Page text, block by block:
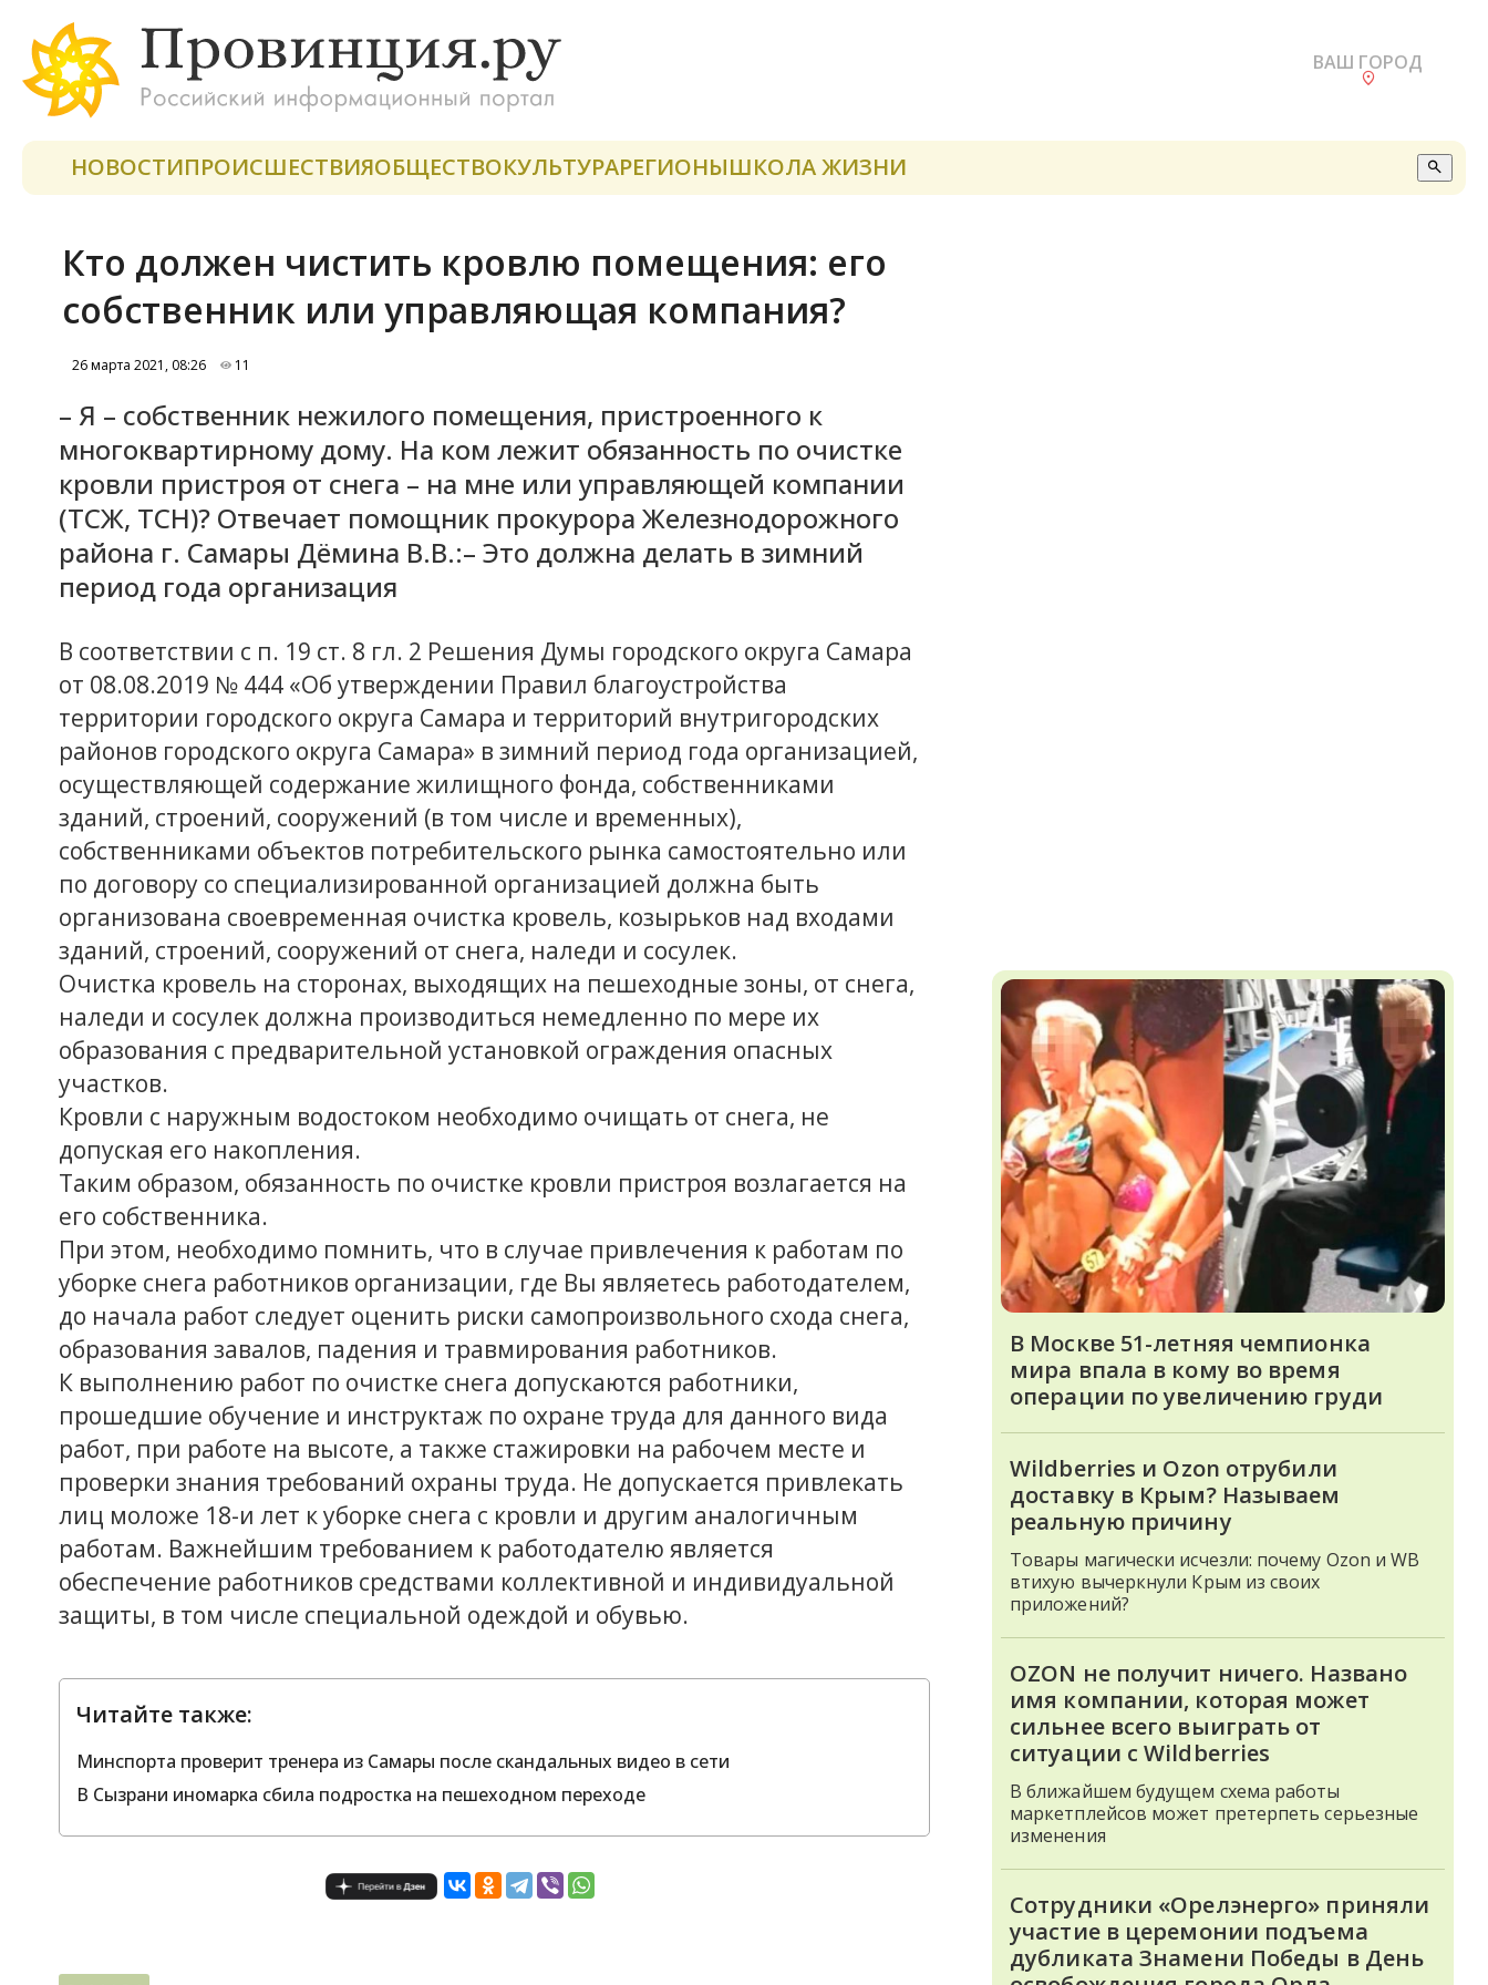
ВАШ ГОРОД
НОВОСТИПРОИСШЕСТВИЯОБЩЕСТВОКУЛЬТУРАРЕГИОНЫШКОЛА ЖИЗНИ
Кто должен чистить кровлю помещения: его
собственник или управляющая компания?
26 марта 2021, 08:26 11
– Я – собственник нежилого помещения, пристроенного к
многоквартирному дому. На ком лежит обязанность по очистке
кровли пристроя от снега – на мне или управляющей компании
(ТСЖ, ТСН)? Отвечает помощник прокурора Железнодорожного
района г. Самары Дёмина В.В.:– Это должна делать в зимний
период года организация
В соответствии с п. 19 ст. 8 гл. 2 Решения Думы городского округа Самара
от 08.08.2019 № 444 «Об утверждении Правил благоустройства
территории городского округа Самара и территорий внутригородских
районов городского округа Самара» в зимний период года организацией,
осуществляющей содержание жилищного фонда, собственниками
зданий, строений, сооружений (в том числе и временных),
собственниками объектов потребительского рынка самостоятельно или
по договору со специализированной организацией должна быть
организована своевременная очистка кровель, козырьков над входами
зданий, строений, сооружений от снега, наледи и сосулек.
Очистка кровель на сторонах, выходящих на пешеходные зоны, от снега,
наледи и сосулек должна производиться немедленно по мере их
образования с предварительной установкой ограждения опасных
участков.
Кровли с наружным водостоком необходимо очищать от снега, не
допуская его накопления.
Таким образом, обязанность по очистке кровли пристроя возлагается на
его собственника.
При этом, необходимо помнить, что в случае привлечения к работам по
уборке снега работников организации, где Вы являетесь работодателем,
до начала работ следует оценить риски самопроизвольного схода снега,
образования завалов, падения и травмирования работников.
К выполнению работ по очистке снега допускаются работники,
прошедшие обучение и инструктаж по охране труда для данного вида
работ, при работе на высоте, а также стажировки на рабочем месте и
проверки знания требований охраны труда. Не допускается привлекать
лиц моложе 18-и лет к уборке снега с кровли и другим аналогичным
работам. Важнейшим требованием к работодателю является
обеспечение работников средствами коллективной и индивидуальной
защиты, в том числе специальной одеждой и обувью.
Читайте также:
Минспорта проверит тренера из Самары после скандальных видео в сети
В Сызрани иномарка сбила подростка на пешеходном переходе
В Москве 51-летняя чемпионка
мира впала в кому во время
операции по увеличению груди
Wildberries и Ozon отрубили
доставку в Крым? Называем
реальную причину
Товары магически исчезли: почему Ozon и WB
втихую вычеркнули Крым из своих
приложений?
OZON не получит ничего. Названо
имя компании, которая может
сильнее всего выиграть от
ситуации с Wildberries
В ближайшем будущем схема работы
маркетплейсов может претерпеть серьезные
изменения
Сотрудники «Орелэнерго» приняли
участие в церемонии подъема
дубликата Знамени Победы в День